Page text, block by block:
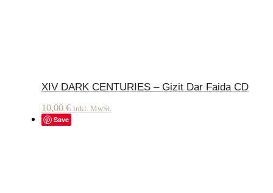
XIV DARK CENTURIES – Gizit Dar Faida CD
10,00 € inkl. MwSt.
Save